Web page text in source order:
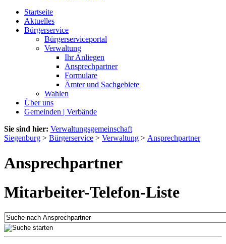
Startseite
Aktuelles
Bürgerservice
Bürgerserviceportal
Verwaltung
Ihr Anliegen
Ansprechpartner
Formulare
Ämter und Sachgebiete
Wahlen
Über uns
Gemeinden | Verbände
Sie sind hier: Verwaltungsgemeinschaft
Siegenburg > Bürgerservice > Verwaltung > Ansprechpartner
Ansprechpartner
Mitarbeiter-Telefon-Liste